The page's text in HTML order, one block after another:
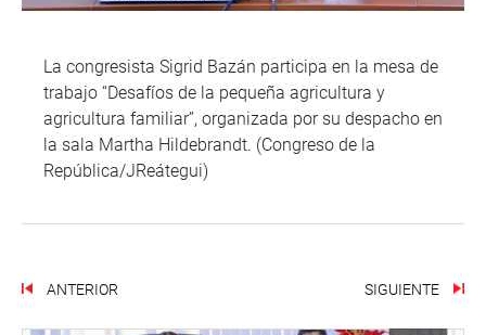
La congresista Sigrid Bazán participa en la mesa de
trabajo “Desafíos de la pequeña agricultura y
agricultura familiar”, organizada por su despacho en
la sala Martha Hildebrandt. (Congreso de la
República/JReátegui)
ANTERIOR SIGUIENTE